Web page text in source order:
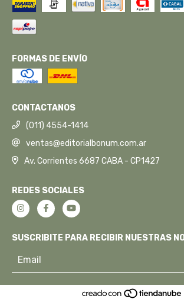
FORMAS DE ENVÍO
CONTACTANOS
(011) 4554-1414
ventas@editorialbonum.com.ar
Av. Corrientes 6687 CABA - CP1427
REDES SOCIALES
SUSCRIBITE PARA RECIBIR NUESTRAS